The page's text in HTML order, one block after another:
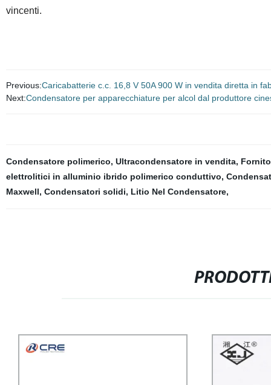
vincenti.
Previous:Caricabatterie c.c. 16,8 V 50A 900 W in vendita diretta in
Next:Condensatore per apparecchiature per alcol dal produttore
Condensatore polimerico, Ultracondensatore in vendita,
elettrolitici in alluminio ibrido polimerico conduttivo,
Maxwell, Condensatori solidi, Litio Nel Condensatore,